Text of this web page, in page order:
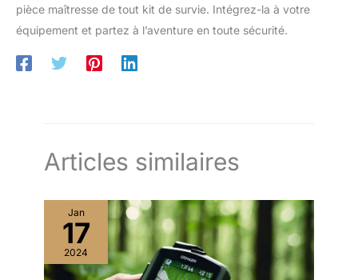
pièce maîtresse de tout kit de survie. Intégrez-la à votre
équipement et partez à l’aventure en toute sécurité.
Articles similaires
Jan
17
2024